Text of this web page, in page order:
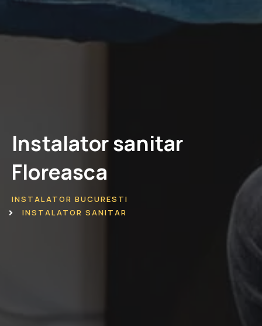
Instalator sanitar
Floreasca
INSTALATOR BUCURESTI
INSTALATOR SANITAR